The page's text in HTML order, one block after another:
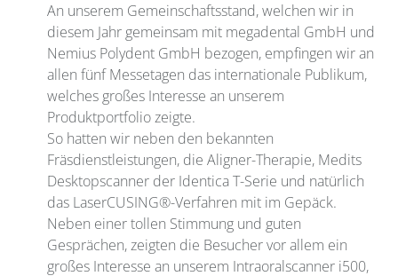
An unserem Gemeinschaftsstand, welchen wir in
diesem Jahr gemeinsam mit megadental GmbH und
Nemius Polydent GmbH bezogen, empfingen wir an
allen fünf Messetagen das internationale Publikum,
welches großes Interesse an unserem
Produktportfolio zeigte.
So hatten wir neben den bekannten
Fräsdienstleistungen, die Aligner-Therapie, Medits
Desktopscanner der Identica T-Serie und natürlich
das LaserCUSING®-Verfahren mit im Gepäck.
Neben einer tollen Stimmung und guten
Gesprächen, zeigten die Besucher vor allem ein
großes Interesse an unserem Intraoralscanner i500,